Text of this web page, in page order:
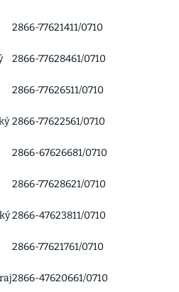
2866-77621411/0710
2866-77628461/0710
2866-77626511/0710
2866-77622561/0710
2866-67626681/0710
2866-77628621/0710
2866-47623811/0710
2866-77621761/0710
2866-47620661/0710